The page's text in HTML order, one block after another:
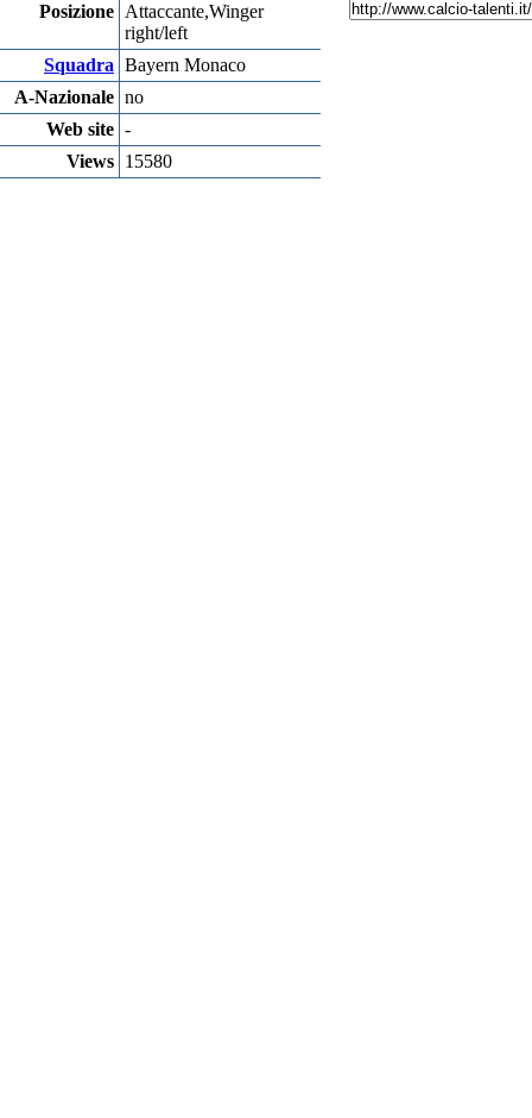
Posizione Attaccante,Winger
right/left
Squadra Bayern Monaco
A-Nazionale no
Web site -
Views 15580